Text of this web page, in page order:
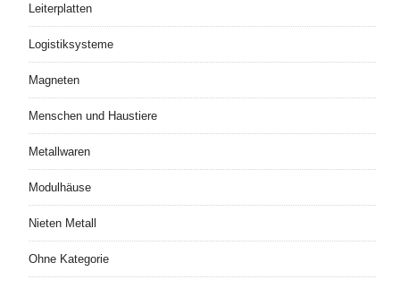
Leiterplatten
Logistiksysteme
Magneten
Menschen und Haustiere
Metallwaren
Modulhäuse
Nieten Metall
Ohne Kategorie